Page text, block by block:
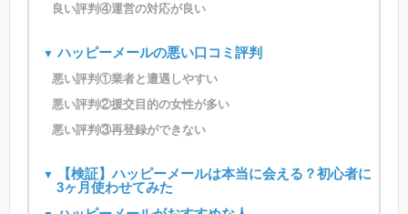
良い評判④運営の対応が良い
ハッピーメールの悪い口コミ評判
悪い評判①業者と遭遇しやすい
悪い評判②援交目的の女性が多い
悪い評判③再登録ができない
【検証】ハッピーメールは本当に会える？初心者に
3ヶ月使わせてみた